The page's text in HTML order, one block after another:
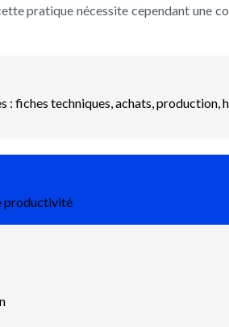
pratique nécessite cependant une
techniques, achats, production,
productivité